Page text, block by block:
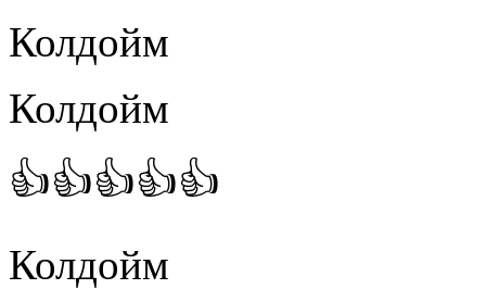
Колдойм
Колдойм
👍👍👍👍👍
Колдойм